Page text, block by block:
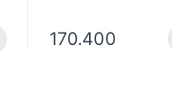
170.400